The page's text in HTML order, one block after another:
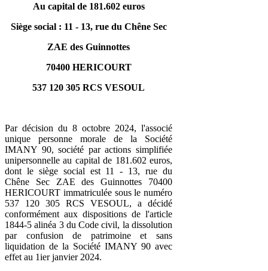
Au capital de 181.602 euros
Siège social : 11 - 13, rue du Chêne Sec
ZAE des Guinnottes
70400 HERICOURT
537 120 305 RCS VESOUL
Par décision du 8 octobre 2024, l'associé
unique personne morale de la Société
IMANY 90, société par actions simplifiée
unipersonnelle au capital de 181.602 euros,
dont le siège social est 11 - 13, rue du
Chêne Sec ZAE des Guinnottes 70400
HERICOURT immatriculée sous le numéro
537 120 305 RCS VESOUL, a décidé
conformément aux dispositions de l'article
1844-5 alinéa 3 du Code civil, la dissolution
par confusion de patrimoine et sans
liquidation de la Société IMANY 90 avec
effet au 1ier janvier 2024.